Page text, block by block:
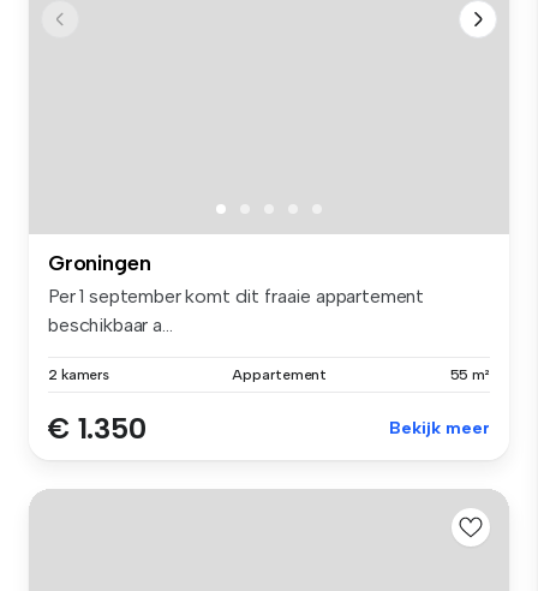
Groningen
Per 1 september komt dit fraaie appartement
beschikbaar a...
2 kamers Appartement 55 m²
€ 1.350 Bekijk meer